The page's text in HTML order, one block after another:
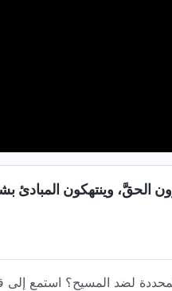
الحقَّ، وينتهكون المبادئ
لضد المسيح؟ استمع إلى